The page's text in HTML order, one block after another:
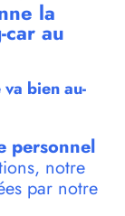
la
au
bien au-
personnel
notre
par notre